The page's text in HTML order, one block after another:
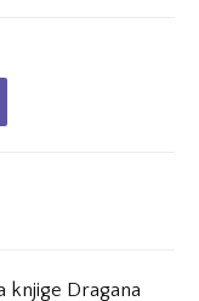
knjige Dragana